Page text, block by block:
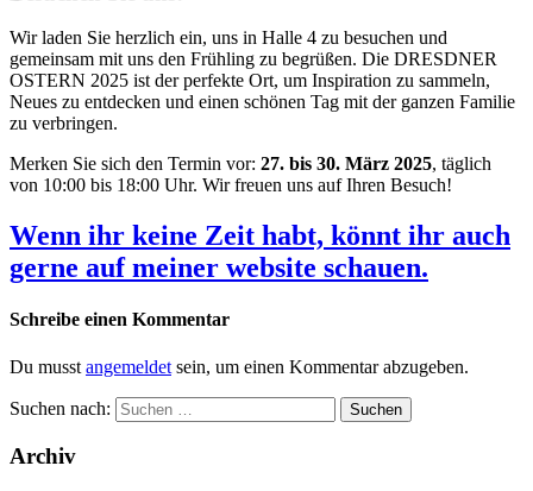
Wir laden Sie herzlich ein, uns in Halle 4 zu besuchen und
gemeinsam mit uns den Frühling zu begrüßen. Die DRESDNER
OSTERN 2025 ist der perfekte Ort, um Inspiration zu sammeln,
Neues zu entdecken und einen schönen Tag mit der ganzen Familie
zu verbringen.
Merken Sie sich den Termin vor: 27. bis 30. März 2025, täglich
von 10:00 bis 18:00 Uhr. Wir freuen uns auf Ihren Besuch!
Wenn ihr keine Zeit habt, könnt ihr auch
gerne auf meiner website schauen.
Schreibe einen Kommentar
Du musst angemeldet sein, um einen Kommentar abzugeben.
Suchen nach:
Archiv